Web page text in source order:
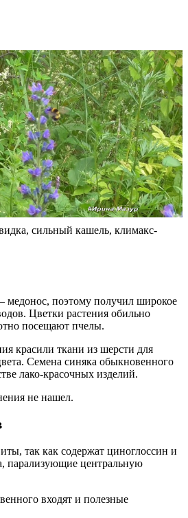
сильный кашель, климакс-
поэтому получил широкое
Цветки растения обильно
посещают пчелы.
красили ткани из шерсти для
Семена синяка обыкновенного
лако-красочных изделий.
не нашел.
так как содержат циноглоссин и
парализующие центральную
входят и полезные